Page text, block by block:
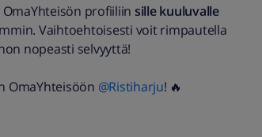
profiiliin sille kuuluvalle
Vaihtoehtoisesti voit rimpautella
nopeasti selvyyttä!
OmaYhteisöön @Ristiharju! 🔥